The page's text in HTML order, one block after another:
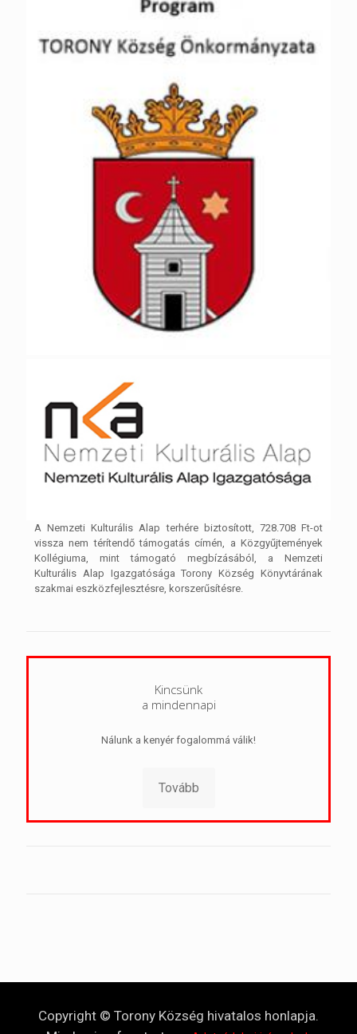
A Nemzeti Kulturális Alap terhére biztosított, 728.708 Ft-ot
vissza nem térítendő támogatás címén, a Közgyűjtemények
Kollégiuma, mint támogató megbízásából, a Nemzeti
Kulturális Alap Igazgatósága Torony Község Könyvtárának
szakmai eszközfejlesztésre, korszerűsítésre.
Kincsünk
a mindennapi
Nálunk a kenyér fogalommá válik!
Tovább
Copyright © Torony Község hivatalos honlapja.